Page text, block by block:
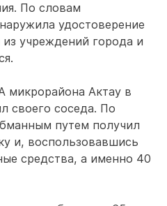
По словам
удостоверение
учреждений города и
микрорайона Актау в
своего соседа. По
путем получил
и, воспользовавшись
средства, а именно 40